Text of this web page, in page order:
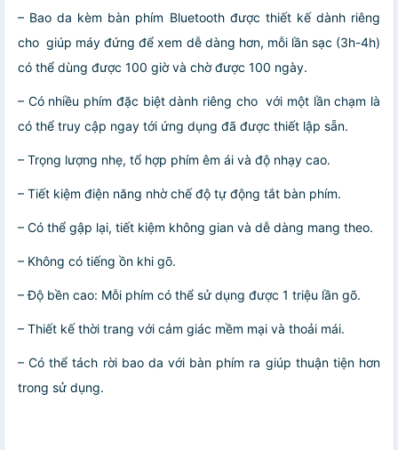
– Bao da kèm bàn phím Bluetooth được thiết kế dành riêng
cho giúp máy đứng để xem dễ dàng hơn, mỗi lần sạc (3h-4h)
có thể dùng được 100 giờ và chờ được 100 ngày.
– Có nhiều phím đặc biệt dành riêng cho với một lần chạm là
có thể truy cập ngay tới ứng dụng đã được thiết lập sẵn.
– Trọng lượng nhẹ, tổ hợp phím êm ái và độ nhạy cao.
– Tiết kiệm điện năng nhờ chế độ tự động tắt bàn phím.
– Có thể gập lại, tiết kiệm không gian và dễ dàng mang theo.
– Không có tiếng ồn khi gõ.
– Độ bền cao: Mỗi phím có thể sử dụng được 1 triệu lần gõ.
– Thiết kế thời trang với cảm giác mềm mại và thoải mái.
– Có thể tách rời bao da với bàn phím ra giúp thuận tiện hơn
trong sử dụng.